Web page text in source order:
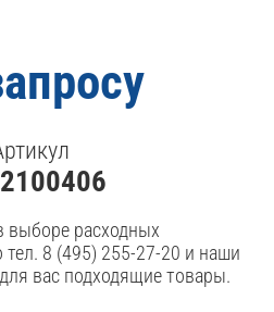
выборе расходных
тел. 8 (495) 255-27-20 и наши
вас подходящие товары.